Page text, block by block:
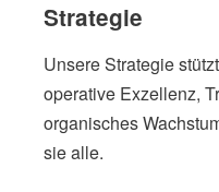
Strategie
Unsere Strategie
operative Exzellenz,
organisches
sie alle.